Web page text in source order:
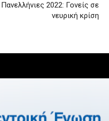
Πανελλήνιες 2022: Γονείς σε
νευρική κρίση